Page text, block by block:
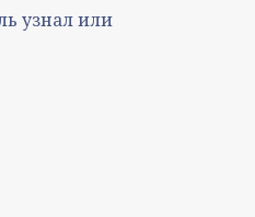
узнал или